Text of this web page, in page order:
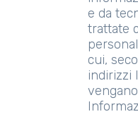
e da
trattate
cui,
indirizzi